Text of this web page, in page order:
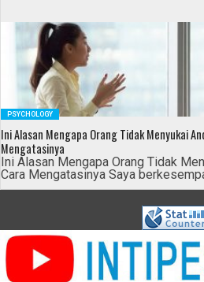
PSYCHOLOGY
Ini Alasan Mengapa Orang Tidak Menyukai
Mengatasinya
Ini Alasan Mengapa Orang Tidak
Cara Mengatasinya Saya